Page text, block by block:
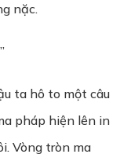
nặc.
ta hô to một câu
pháp hiện lên in
Vòng tròn ma